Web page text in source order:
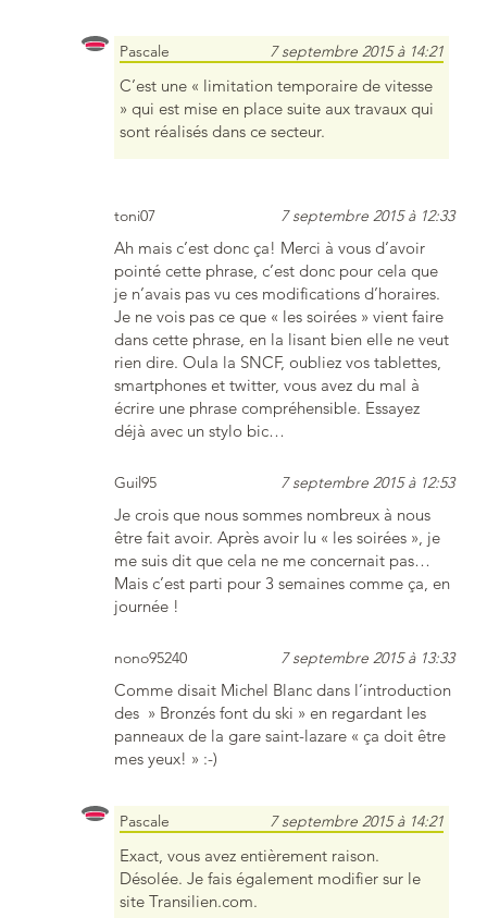
Pascale 7 septembre 2015 à 14:21
C’est une « limitation temporaire de vitesse
» qui est mise en place suite aux travaux qui
sont réalisés dans ce secteur.
toni07 7 septembre 2015 à 12:33
Ah mais c’est donc ça! Merci à vous d’avoir
pointé cette phrase, c’est donc pour cela que
je n’avais pas vu ces modifications d’horaires.
Je ne vois pas ce que « les soirées » vient faire
dans cette phrase, en la lisant bien elle ne veut
rien dire. Oula la SNCF, oubliez vos tablettes,
smartphones et twitter, vous avez du mal à
écrire une phrase compréhensible. Essayez
déjà avec un stylo bic…
Guil95 7 septembre 2015 à 12:53
Je crois que nous sommes nombreux à nous
être fait avoir. Après avoir lu « les soirées », je
me suis dit que cela ne me concernait pas…
Mais c’est parti pour 3 semaines comme ça, en
journée !
nono95240 7 septembre 2015 à 13:33
Comme disait Michel Blanc dans l’introduction
des » Bronzés font du ski » en regardant les
panneaux de la gare saint-lazare « ça doit être
mes yeux! » :-)
Pascale 7 septembre 2015 à 14:21
Exact, vous avez entièrement raison.
Désolée. Je fais également modifier sur le
site Transilien.com.